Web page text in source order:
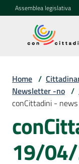
Vai al contenuto
Vai alla navigazione
Vai al footer
Assemblea legislativa
Concittadini
Porte
aperte
Home /
Newsletter -no /
conCittadini -
19/